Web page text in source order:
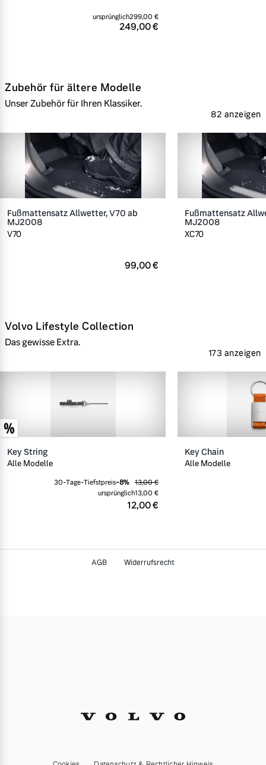
249,00 €
ursprünglich299,00 €
Zubehör für ältere Modelle
Unser Zubehör für Ihren Klassiker.
82 anzeigen
Fußmattensatz Allwetter, V70 ab
MJ2008
V70
99,00 €
Fußmattensatz
MJ2008
XC70
Volvo Lifestyle Collection
Das gewisse Extra.
173 anzeigen
Key String
Alle Modelle
12,00 €
30-Tage-Tiefstpreis-8%
13,00 €
ursprünglich13,00 €
Key Chain
Alle Modelle
AGB Widerrufsrecht